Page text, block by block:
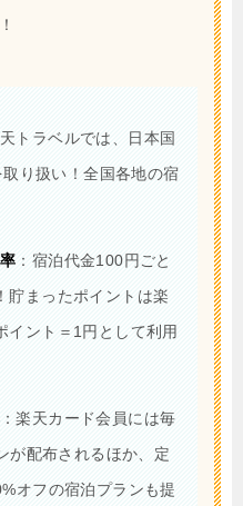
！
天トラベルでは、日本国
り扱い！全国各地の宿
：宿泊代金100円ごと
貯まったポイントは楽
イント＝1円として利用
：楽天カード会員には毎
が配布されるほか、定
オフの宿泊プランも提